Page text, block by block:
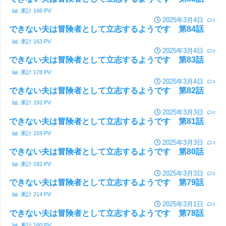
累計 166 PV
2025年3月4日 0
できない夫は冒険者として立志するようです 第84話
累計 163 PV
2025年3月4日 0
できない夫は冒険者として立志するようです 第83話
累計 178 PV
2025年3月4日 0
できない夫は冒険者として立志するようです 第82話
累計 192 PV
2025年3月3日 0
できない夫は冒険者として立志するようです 第81話
累計 159 PV
2025年3月3日 0
できない夫は冒険者として立志するようです 第80話
累計 182 PV
2025年3月3日 0
できない夫は冒険者として立志するようです 第79話
累計 214 PV
2025年3月1日 0
できない夫は冒険者として立志するようです 第78話